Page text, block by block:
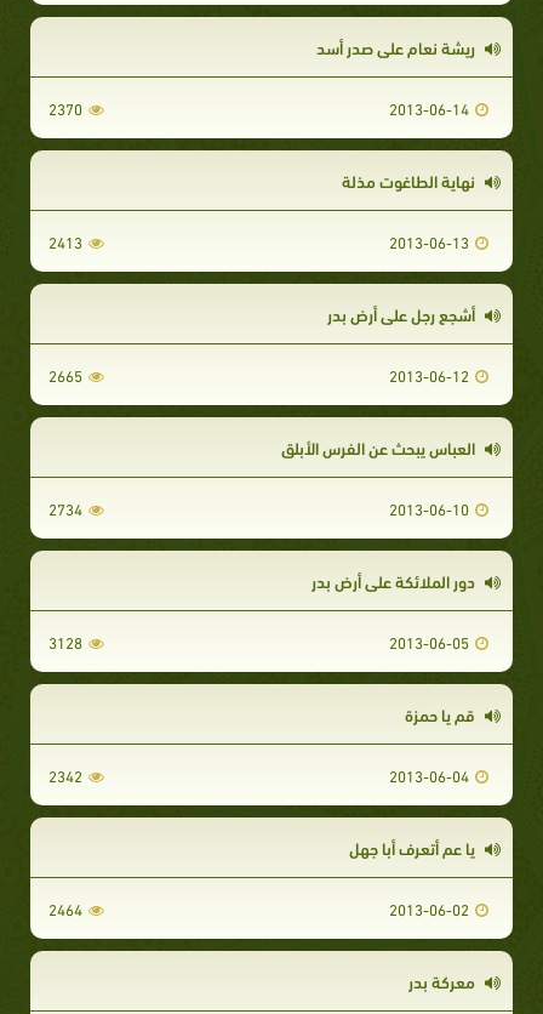
ريشة نعام على صدر أسد
2013-06-14
2370
نهاية الطاغوت مذلة
2013-06-13
2413
أشجع رجل على أرض بدر
2013-06-12
2665
العباس يبحث عن الفرس الأبلق
2013-06-10
2734
دور الملائكة على أرض بدر
2013-06-05
3128
قم يا حمزة
2013-06-04
2342
يا عم أتعرف أبا جهل
2013-06-02
2464
معركة بدر